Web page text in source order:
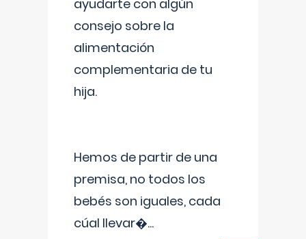
ayudarte con algún
consejo sobre la
alimentación
complementaria de tu
hija.
Hemos de partir de una
premisa, no todos los
bebés son iguales, cada
cúal llevar�...